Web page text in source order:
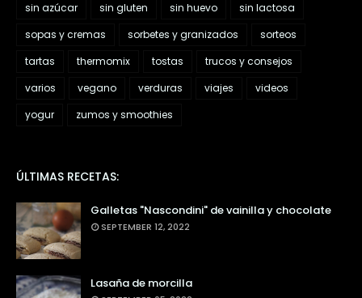
sin azúcar
sin gluten sin huevo
sin lactosa
sopas y cremas
sorbetes y granizados
sorteos
tartas
thermomix tostas
trucos y consejos
varios
vegano verduras viajes
videos
yogur
zumos y smoothies
ÚLTIMAS RECETAS:
Galletas "Nascondini" de vainilla y chocolate
SEPTEMBER 12, 2022
Lasaña de morcilla